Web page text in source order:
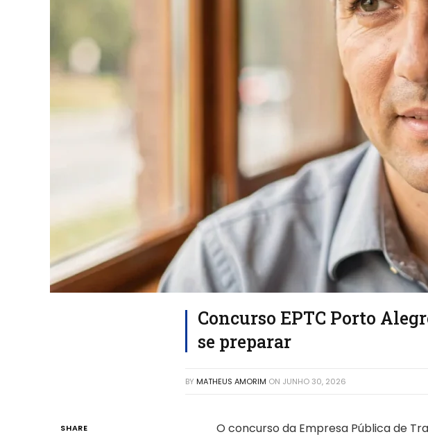
Concurso EPTC Porto
se preparar
BY MATHEUS AMORIM ON JUNHO 30, 2026
SHARE
O concurso da Empresa Pública de